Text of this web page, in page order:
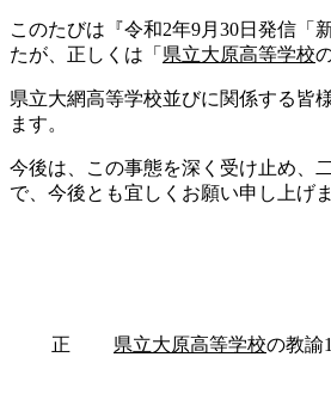
このたびは『令和2年9月30日発信「
たが、正しくは「 県立大原高等学校
県立大網高等学校並びに関係する皆
ます。
今後は、この事態を深く受け止め、
で、今後とも宜しくお願い申し上げま
正 県立大原高等学校の教諭